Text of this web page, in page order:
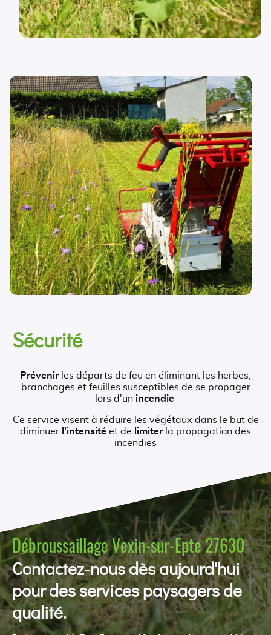
Sécurité
Prévenirles départs de feu en éliminant les herbes,
branchages et feuilles susceptibles de se propager
lors d'un incendie
Ce service visent à réduire les végétaux dans le but de
diminuer l'intensité et de limiterla propagation des
incendies
Débroussaillage Vexin-sur-Epte 27630
Contactez-nous dès aujourd'hui
pour des services paysagers de
qualité.